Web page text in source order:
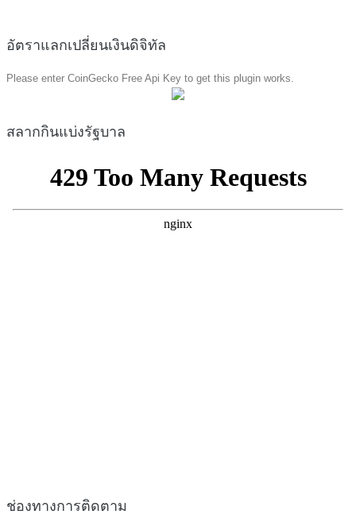
อัตราแลกเปลี่ยนเงินดิจิทัล
Please enter CoinGecko Free Api Key to get this plugin works.
สลากกินแบ่งรัฐบาล
ช่องทางการติดตาม